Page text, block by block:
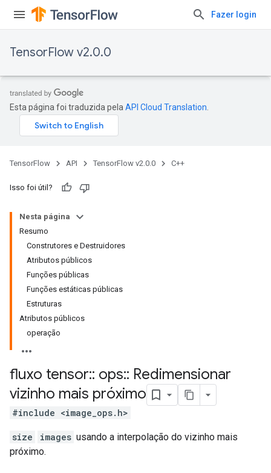
Fazer login
TensorFlow v2.0.0
Esta página foi traduzida pela API Cloud Translation
TensorFlow API TensorFlow v2.0.0 C++
Isso foi útil?
Nesta página
Resumo
Construtores e Destruidores
Atributos públicos
Funções públicas
Funções estáticas públicas
Estruturas
Atributos públicos
operação
fluxo tensor:: ops:: Redimensionar
vizinho mais próximo
#include <image_ops.h>
size images usando a interpolação do vizinho mais
próximo.